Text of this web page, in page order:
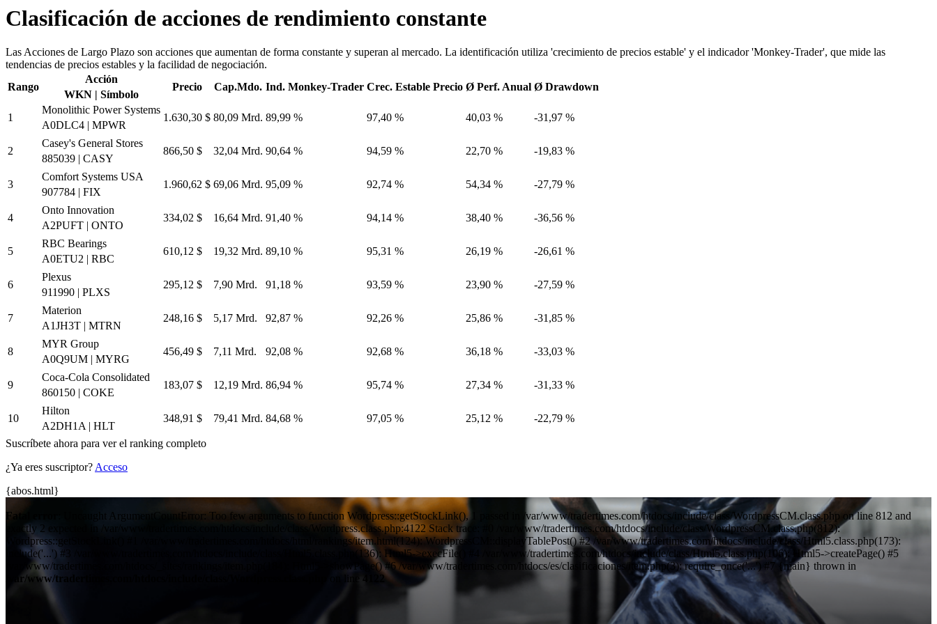
Clasificación de acciones de rendimiento constante
Las Acciones de Largo Plazo son acciones que aumentan de forma constante y superan al mercado. La identificación utiliza 'crecimiento de precios estable' y el indicador 'Monkey-Trader', que mide las
tendencias de precios estables y la facilidad de negociación.
Rango
Acción
Precio Cap.Mdo. Ind. Monkey-Trader Crec. Estable Precio Ø Perf. Anual Ø Drawdown
WKN | Símbolo
1
Monolithic Power Systems
1.630,30 $ 80,09 Mrd. 89,99 % 97,40 % 40,03 % -31,97 %
A0DLC4 | MPWR
2
Casey's General Stores
866,50 $ 32,04 Mrd. 90,64 % 94,59 % 22,70 % -19,83 %
885039 | CASY
3
Comfort Systems USA
1.960,62 $ 69,06 Mrd. 95,09 % 92,74 % 54,34 % -27,79 %
907784 | FIX
4
Onto Innovation
334,02 $ 16,64 Mrd. 91,40 % 94,14 % 38,40 % -36,56 %
A2PUFT | ONTO
5
RBC Bearings
610,12 $ 19,32 Mrd. 89,10 % 95,31 % 26,19 % -26,61 %
A0ETU2 | RBC
6
Plexus
295,12 $ 7,90 Mrd. 91,18 % 93,59 % 23,90 % -27,59 %
911990 | PLXS
7
Materion
248,16 $ 5,17 Mrd. 92,87 % 92,26 % 25,86 % -31,85 %
A1JH3T | MTRN
8
MYR Group
456,49 $ 7,11 Mrd. 92,08 % 92,68 % 36,18 % -33,03 %
A0Q9UM | MYRG
9
Coca-Cola Consolidated
183,07 $ 12,19 Mrd. 86,94 % 95,74 % 27,34 % -31,33 %
860150 | COKE
10
Hilton
348,91 $ 79,41 Mrd. 84,68 % 97,05 % 25,12 % -22,79 %
A2DH1A | HLT
Suscríbete ahora para ver el ranking completo
¿Ya eres suscriptor?Acceso
{abos.html}
Fatal error
: Uncaught ArgumentCountError: Too few arguments to function Wordpress::getStockLink(), 1 passed in /var/www/tradertimes.com/htdocs/include/class/WordpressCM.class.php on line 812 and
exactly 2 expected in /var/www/tradertimes.com/htdocs/include/class/Wordpress.class.php:4122 Stack trace: #0 /var/www/tradertimes.com/htdocs/include/class/WordpressCM.class.php(812):
Wordpress::getStockLink() #1 /var/www/tradertimes.com/htdocs/html/rankings/item.html(124): WordpressCM::displayTablePost() #2 /var/www/tradertimes.com/htdocs/include/class/Html5.class.php(173):
include('...') #3 /var/www/tradertimes.com/htdocs/include/class/Html5.class.php(136): Html5->execFile() #4 /var/www/tradertimes.com/htdocs/include/class/Html5.class.php(106): Html5->createPage() #5
/var/www/tradertimes.com/htdocs/_sites/rankings/item.php(184): Html5->showPage() #6 /var/www/tradertimes.com/htdocs/es/clasificaciones/item.php(3): require_once('...') #7 {main} thrown in
/var/www/tradertimes.com/htdocs/include/class/Wordpress.class.php
4122